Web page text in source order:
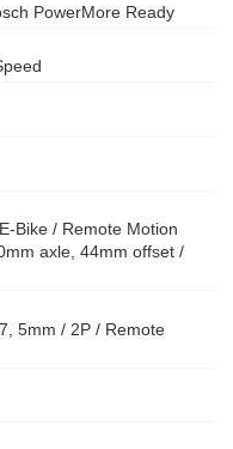
PowerMore Ready
Bike / Remote Motion
axle, 44mm offset /
5mm / 2P / Remote